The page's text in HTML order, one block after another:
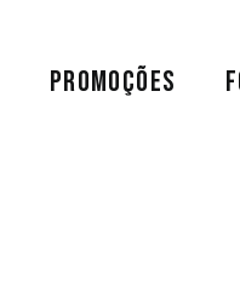
PROMOÇÕES